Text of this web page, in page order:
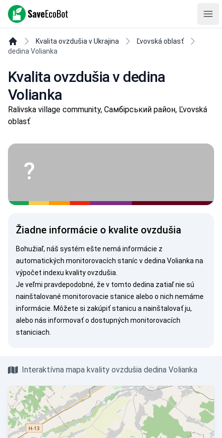
SaveEcoBot
Kvalita ovzdušia v Ukrajina
Ľvovská oblasť
dedina Volianka
Kvalita ovzdušia v dedina
Volianka
Ralivska village community, Самбірський район, Ľvovská
oblasť
?
Žiadne informácie o kvalite ovzdušia
Bohužiaľ, náš systém ešte nemá informácie z
automatických monitorovacích staníc v dedina Volianka na
výpočet indexu kvality ovzdušia.
Je veľmi pravdepodobné, že v tomto dedina zatiaľ nie sú
nainštalované monitorovacie stanice alebo o nich nemáme
informácie. Môžete si zakúpiť stanicu a nainštalovať ju,
alebo nás informovaťo dostupných monitorovacích
staniciach.
Interaktívna mapa kvality ovzdušia dedina Volianka